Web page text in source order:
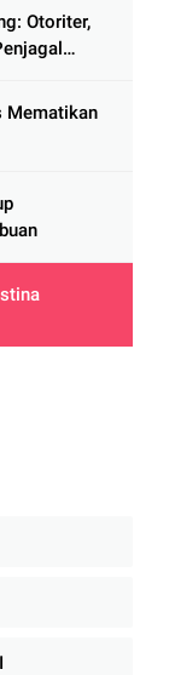
Otoriter,
Mematikan